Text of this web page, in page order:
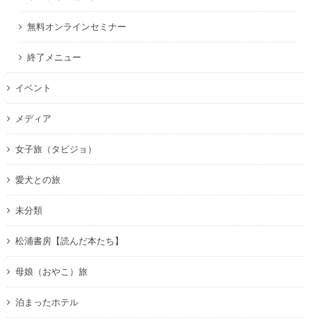
無料オンラインセミナー
終了メニュー
イベント
メディア
女子旅（タビジョ）
愛犬との旅
未分類
松浦書房【読んだ本たち】
母娘（おやこ）旅
泊まったホテル